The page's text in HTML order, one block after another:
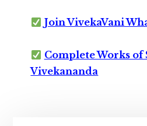
Join VivekaVani
Complete Works of
Vivekananda